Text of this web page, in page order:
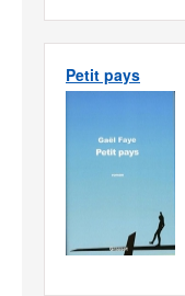
Petit pays